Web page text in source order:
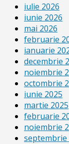
iulie 2026
iunie 2026
mai 2026
februarie
ianuarie
decembrie
noiembrie
octombrie
iunie 2025
martie 2025
februarie
noiembrie
septembrie